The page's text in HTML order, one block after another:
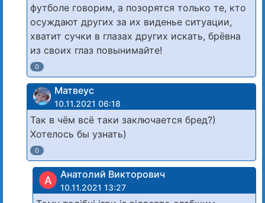
футболе говорим, а позорятся только те, кто
осуждают других за их виденье ситуации,
хватит сучки в глазах других искать, брёвна
из своих глаз повынимайте!
0
Матвеус
10.11.2021 06:18
Так в чём всё таки заключается бред?)
Хотелось бы узнать)
0
А Анатолий Викторович
10.11.2021 13:27